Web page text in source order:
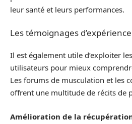
leur santé et leurs performances.
Les témoignages
Il est également utile d’exploiter
utilisateurs pour mieux
Les forums de musculation et les
offrent une multitude de récits de
Amélioration de la